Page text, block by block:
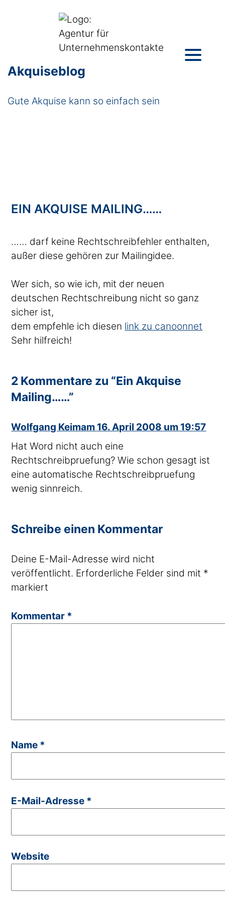
Akquiseblog
Gute Akquise kann so einfach sein
EIN AKQUISE MAILING……
…… darf keine Rechtschreibfehler enthalten,
außer diese gehören zur Mailingidee.
Wer sich, so wie ich, mit der neuen
deutschen Rechtschreibung nicht so ganz
sicher ist,
dem empfehle ich diesen link zu canoonnet
Sehr hilfreich!
2 Kommentare zu “Ein Akquise
Mailing……”
Wolfgang Keimsagte
am 16. April 2008 um 19:57
Hat Word nicht auch eine
Rechtschreibpruefung? Wie schon gesagt ist
eine automatische Rechtschreibpruefung
wenig sinnreich.
Schreibe einen Kommentar
Deine E-Mail-Adresse wird nicht
veröffentlicht. Erforderliche Felder sind mit *
markiert
Kommentar *
Name *
E-Mail-Adresse *
Website